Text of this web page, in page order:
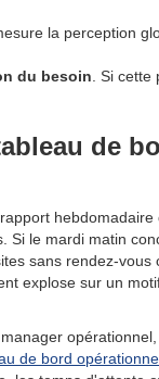
la perception
du besoin . Si
de
Si le mardi matin
sans rendez-
explose sur un
de bord